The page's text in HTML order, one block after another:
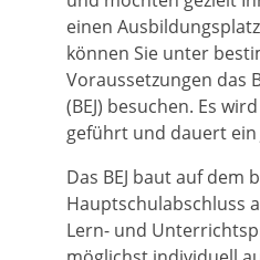
einen
können Sie unter
Voraussetzungen das
(BEJ) besuchen. Es
geführt und dauert ein
Das BEJ baut auf dem
Hauptschulabschluss
Lern- und